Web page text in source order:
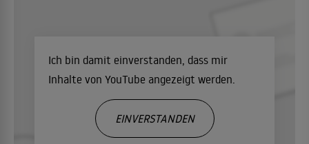
Ich bin damit einverstanden, dass mir
Inhalte von YouTube angezeigt werden.
EINVERSTANDEN